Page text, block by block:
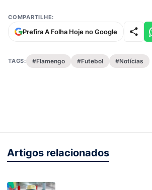
COMPARTILHE:
Prefira A Folha Hoje no Google
TAGS: #Flamengo #Futebol #Notícias
Artigos relacionados